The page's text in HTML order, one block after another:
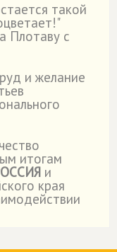
такой
Плотаву с
и желание
итогам
и
края